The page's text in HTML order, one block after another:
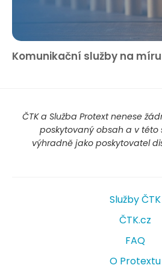
Komunikační služby na míru
ČTK a Služba Protext nenese
poskytovaný obsah a v této
výhradně jako poskytovatel
Služby ČTK
ČTK.cz
FAQ
O Protextu